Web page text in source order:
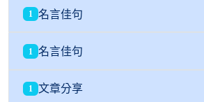
1 名言佳句
1 名言佳句
1 文章分享